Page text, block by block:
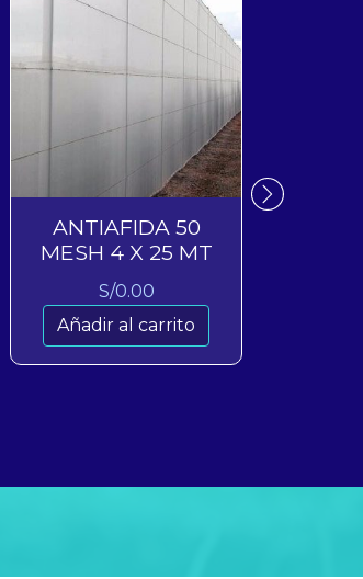
ANTIAFIDA 50
MESH 4 X 25 MT
S/0.00
Añadir al carrito